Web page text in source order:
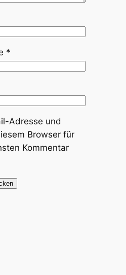
*
Adresse und
Browser für
Kommentar